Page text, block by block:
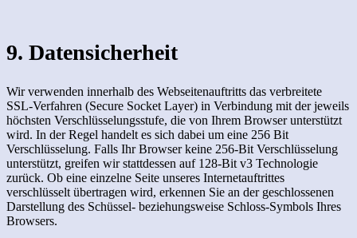
9. Datensicherheit
Wir verwenden innerhalb des Webseitenauftritts das verbreitete
SSL-Verfahren (Secure Socket Layer) in Verbindung mit der jeweils
höchsten Verschlüsselungsstufe, die von Ihrem Browser unterstützt
wird. In der Regel handelt es sich dabei um eine 256 Bit
Verschlüsselung. Falls Ihr Browser keine 256-Bit Verschlüsselung
unterstützt, greifen wir stattdessen auf 128-Bit v3 Technologie
zurück. Ob eine einzelne Seite unseres Internetauftrittes
verschlüsselt übertragen wird, erkennen Sie an der geschlossenen
Darstellung des Schüssel- beziehungsweise Schloss-Symbols Ihres
Browsers.